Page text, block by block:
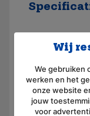
Voltage (V)
Amperage (mAh)
Wij
We gebruiken
werken en het
onze website
jouw
voor